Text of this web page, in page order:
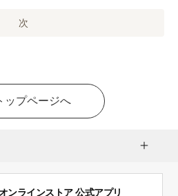
次
ップページへ
ンラインストア 公式アプリ